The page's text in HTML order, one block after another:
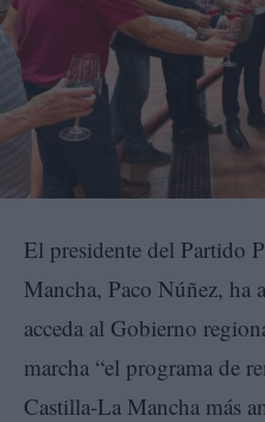
El presidente del Partido
Mancha, Paco Núñez, ha
acceda al Gobierno
marcha “el programa de
Castilla-La Mancha más